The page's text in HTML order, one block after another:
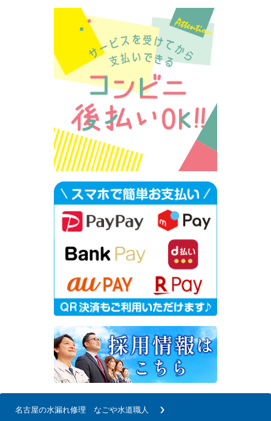
名古屋の水漏れ修理 なごや水道職人